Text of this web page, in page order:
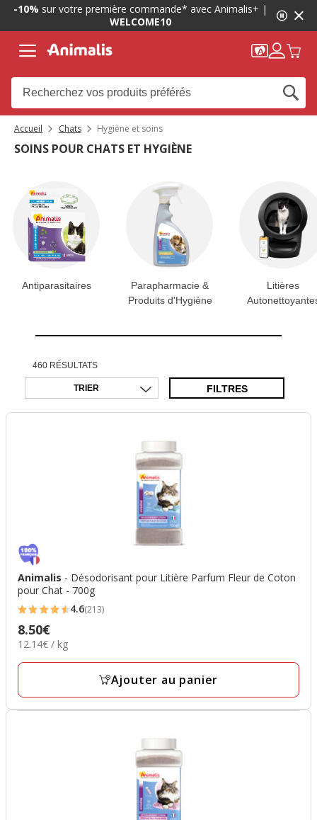
1
2,
message,
-10% sur votre première commande* avec Animalis+ |
WELCOME10
Accueil Chats Hygiène et soins
SOINS POUR CHATS ET HYGIÈNE
Antiparasitaires
Parapharmacie &
Produits d'Hygiène
Litières
460 RÉSULTATS
FILTRES
Animalis - Désodorisant pour Litière Parfum Fleur de Coton
pour Chat - 700g
4.6
étoiles
avec
213
4.6(213)
Prix
8.50€
8.50€
12.14€
Kg
12.14€ / kg
Ajouter au panier